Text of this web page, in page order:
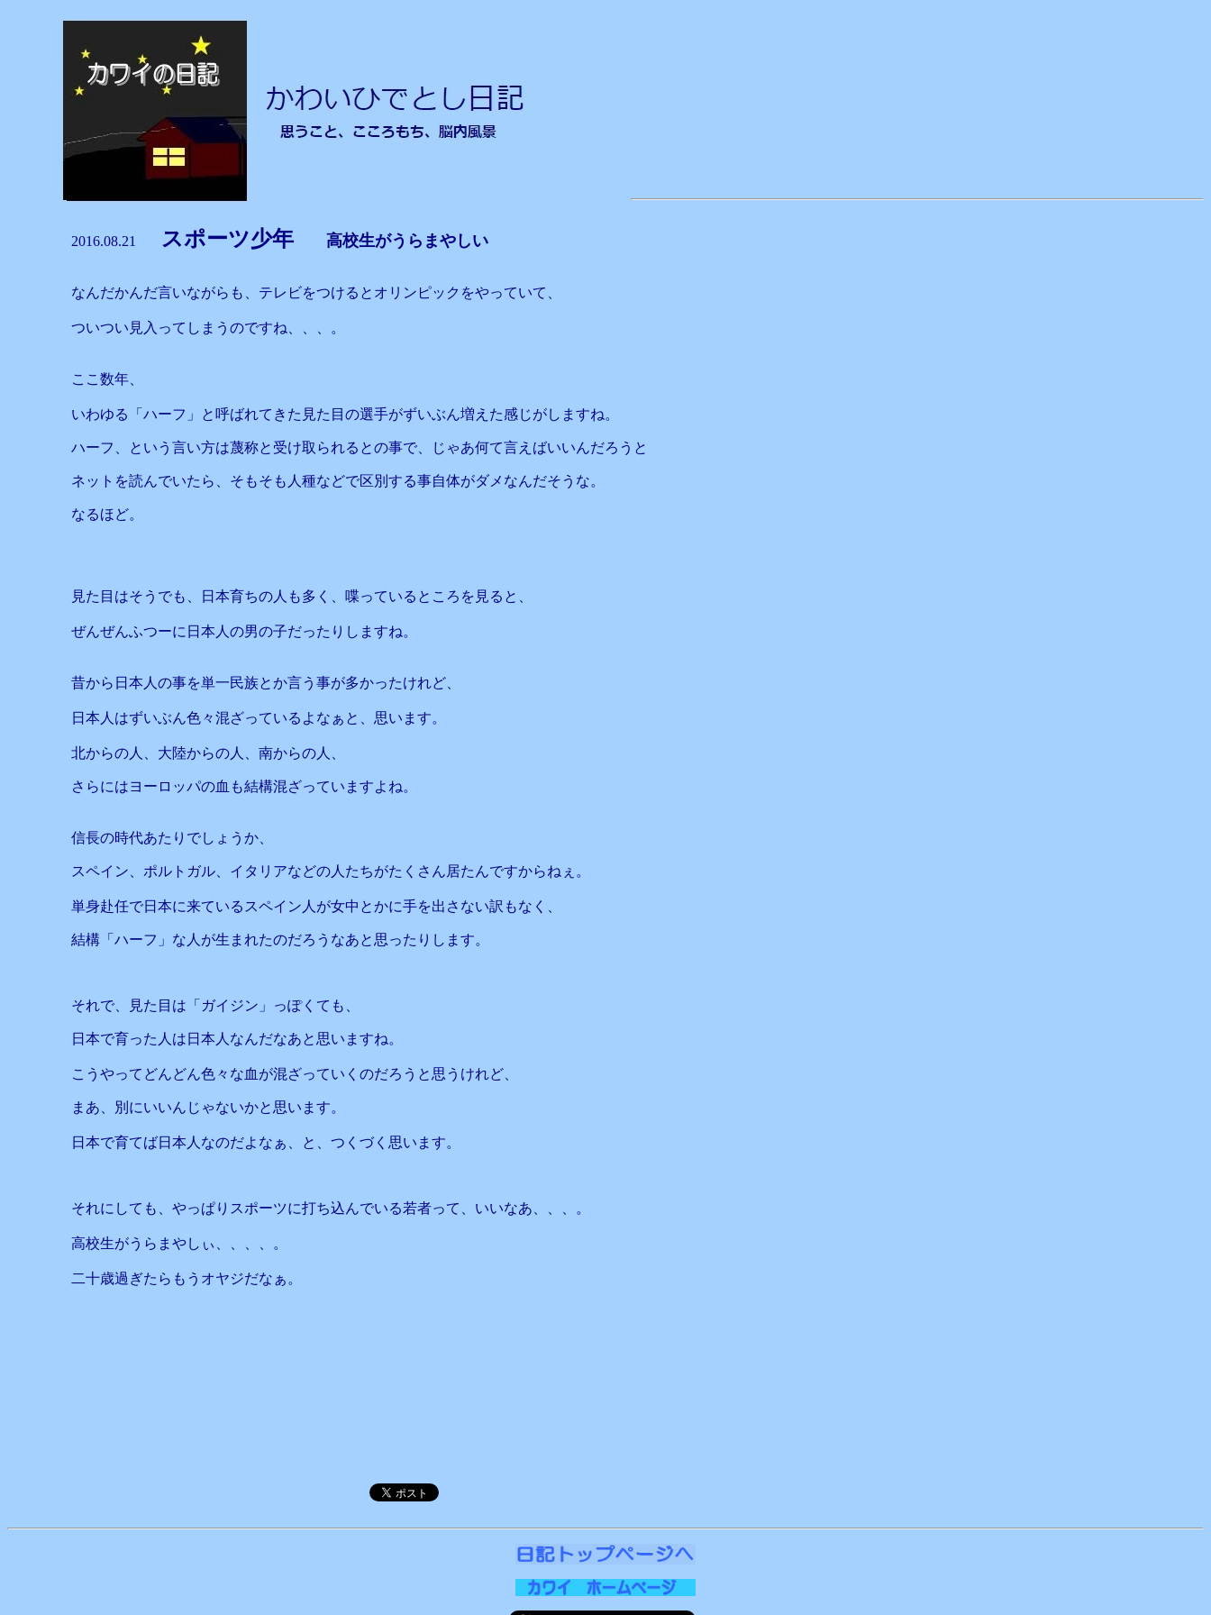
2016.08.21 スポーツ少年 高校生がうらまやしい
なんだかんだ言いながらも、テレビをつけるとオリンピックをやっていて、
ついつい見入ってしまうのですね、、、。
ここ数年、
いわゆる「ハーフ」と呼ばれてきた見た目の選手がずいぶん増えた感じがしますね。
ハーフ、という言い方は蔑称と受け取られるとの事で、じゃあ何て言えばいいんだろうと
ネットを読んでいたら、そもそも人種などで区別する事自体がダメなんだそうな。
なるほど。
見た目はそうでも、日本育ちの人も多く、喋っているところを見ると、
ぜんぜんふつーに日本人の男の子だったりしますね。
昔から日本人の事を単一民族とか言う事が多かったけれど、
日本人はずいぶん色々混ざっているよなぁと、思います。
北からの人、大陸からの人、南からの人、
さらにはヨーロッパの血も結構混ざっていますよね。
信長の時代あたりでしょうか、
スペイン、ポルトガル、イタリアなどの人たちがたくさん居たんですからねぇ。
単身赴任で日本に来ているスペイン人が女中とかに手を出さない訳もなく、
結構「ハーフ」な人が生まれたのだろうなあと思ったりします。
それで、見た目は「ガイジン」っぽくても、
日本で育った人は日本人なんだなあと思いますね。
こうやってどんどん色々な血が混ざっていくのだろうと思うけれど、
まあ、別にいいんじゃないかと思います。
日本で育てば日本人なのだよなぁ、と、つくづく思います。
それにしても、やっぱりスポーツに打ち込んでいる若者って、いいなあ、、、。
高校生がうらまやしぃ、、、、。
二十歳過ぎたらもうオヤジだなぁ。